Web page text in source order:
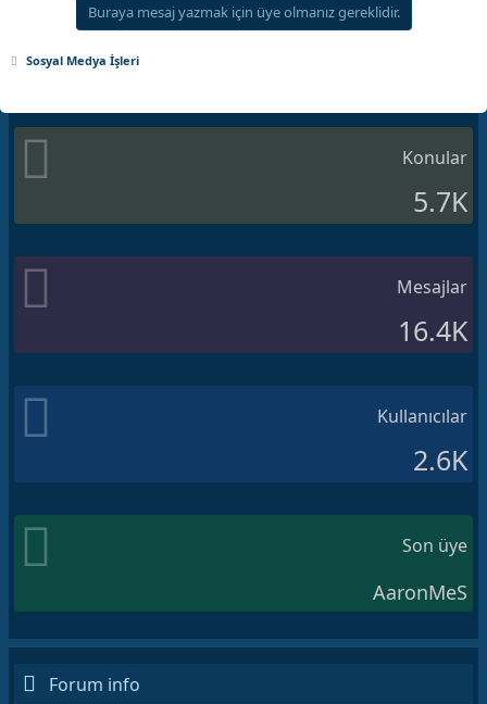
Buraya mesaj yazmak için üye olmanız gereklidir.
Sosyal Medya İşleri
Konular
5.7K
Mesajlar
16.4K
Kullanıcılar
2.6K
Son üye
AaronMeS
Forum info